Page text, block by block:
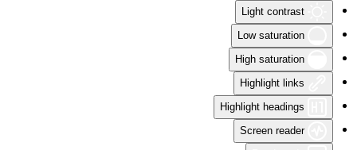
Light contrast
Low saturation
High saturation
Highlight links
Highlight headings
Screen reader